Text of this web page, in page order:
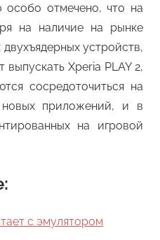
отмечено, что на
на наличие на рынке
устройств,
Xperia PLAY 2,
сосредоточиться на
новых приложений, и в
на игровой
с эмулятором